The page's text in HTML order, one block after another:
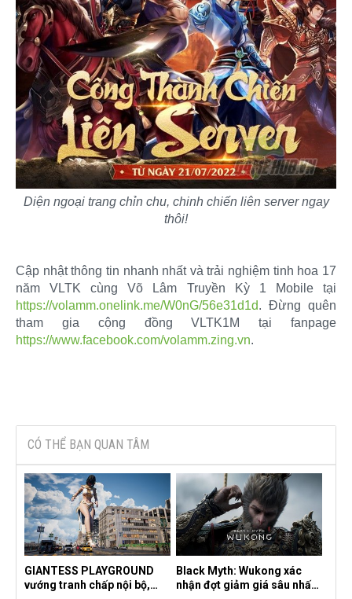
Diện ngoại trang chỉn chu, chinh chiến liên server ngay
thôi!
Cập nhật thông tin nhanh nhất và trải nghiệm tinh hoa 17
năm VLTK cùng Võ Lâm Truyền Kỳ 1 Mobile tại
https://volamm.onelink.me/W0nG/56e31d1d. Đừng quên
tham gia cộng đồng VLTK1M tại fanpage
https://www.facebook.com/volamm.zing.vn.​
CÓ THỂ BẠN QUAN TÂM
GIANTESS PLAYGROUND
vướng tranh chấp nội bộ,
Black Myth: Wukong xác
nhận đợt giảm giá sâu nhất